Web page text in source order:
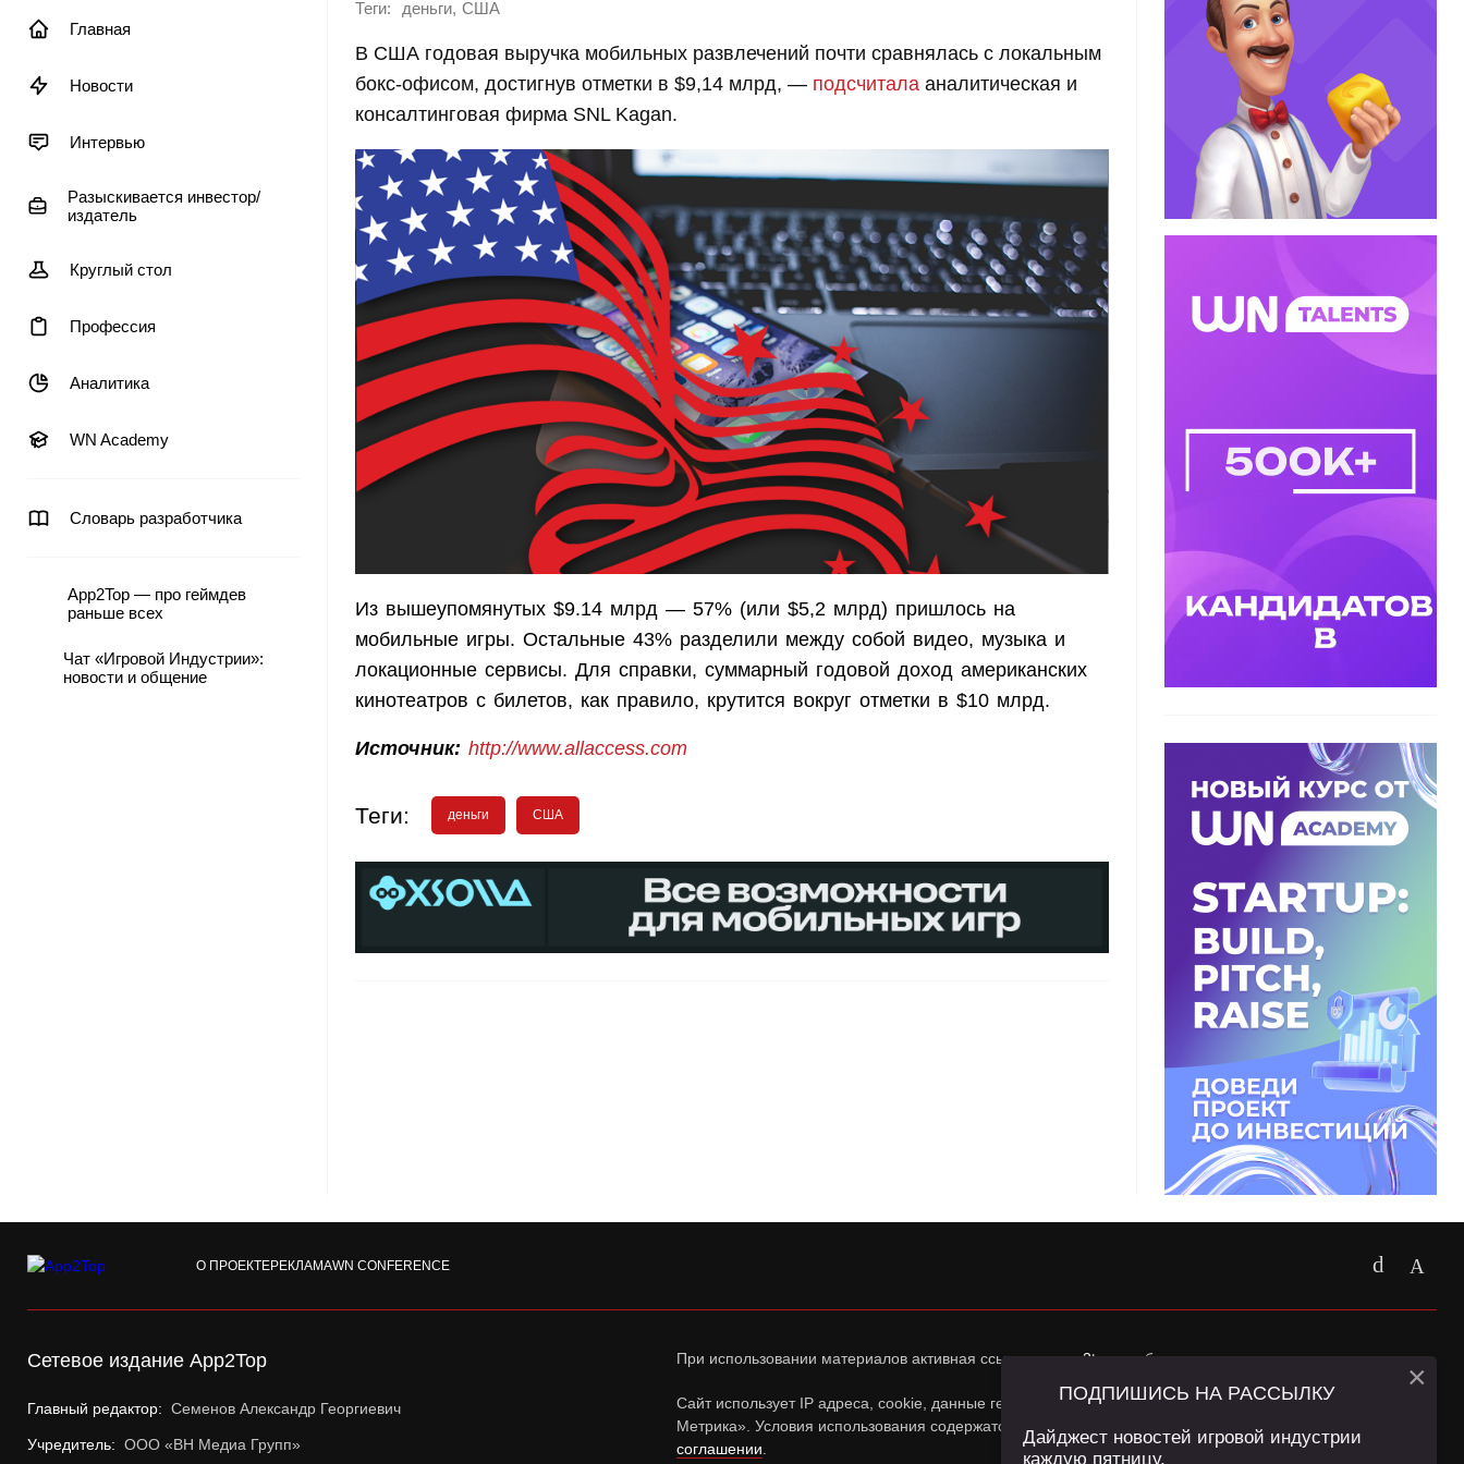
Главная
Новости
Интервью
Разыскивается инвестор/
издатель
Круглый стол
Профессия
Аналитика
WN Academy
Словарь разработчика
App2Top — про геймдев
раньше всех
Чат «Игровой Индустрии»:
новости и общение
Теги: деньги, США
В США годовая выручка мобильных развлечений почти сравнялась с локальным
бокс-офисом, достигнув отметки в $9,14 млрд, — подсчитала аналитическая и
консалтинговая фирма SNL Kagan.
Из вышеупомянутых $9.14 млрд — 57% (или $5,2 млрд) пришлось на
мобильные игры. Остальные 43% разделили между собой видео, музыка и
локационные сервисы. Для справки, суммарный годовой доход американских
кинотеатров с билетов, как правило, крутится вокруг отметки в $10 млрд.
Источник: http://www.allaccess.com
Теги: деньги США
О ПРОЕКТЕРЕКЛАМАWN CONFERENCE
Сетевое издание App2Top
Главный редактор: Семенов Александр Георгиевич
Учредитель: ООО «ВН Медиа Групп»
При использовании материалов активная ссылка наapp2top.ruобязательна.
Сайт использует IP адреса, cookie, данные геолокации Пользователей сайта и сервис «Яндекс
Метрика». Условия использования содержатся в
Политике конфиденциальностии
соглашении
ПОДПИШИСЬ НА РАССЫЛКУ
Дайджест новостей игровой индустрии
каждую пятницу.
×